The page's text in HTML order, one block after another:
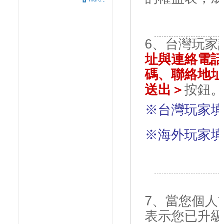
6、台灣玩
址與連絡電
碼、聯絡地
送出＞按鈕
※台灣玩家
※海外玩家
7、當您個
表示您已升